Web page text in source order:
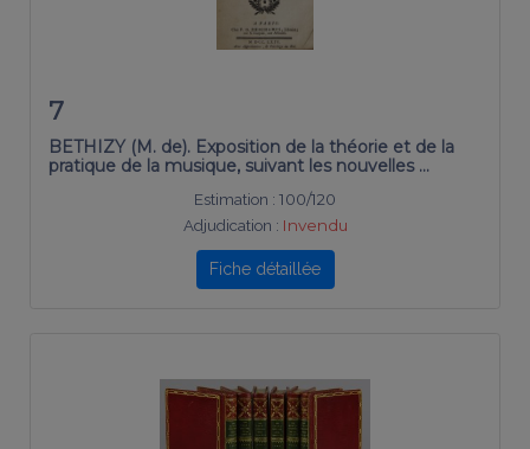
7
BETHIZY (M. de). Exposition de la théorie et de la
pratique de la musique, suivant les nouvelles …
Estimation : 100/120
Adjudication : Invendu
Fiche détaillée